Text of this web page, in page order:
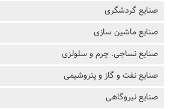
صنایع گردشگری
صنایع ماشین سازی
صنایع نساجی. چرم و سلولزی
صنایع نفت و گاز و پتروشیمی
صنایع نیروگاهی